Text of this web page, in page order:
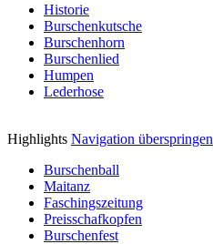
Historie
Burschenkutsche
Burschenhorn
Burschenlied
Humpen
Lederhose
Highlights Navigation überspringen
Burschenball
Maitanz
Faschingszeitung
Preisschafkopfen
Burschenfest